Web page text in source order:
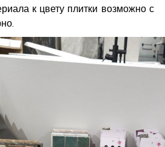
к цвету плитки возможно с